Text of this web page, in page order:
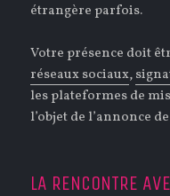
étrangère parfois.
Votre présence doit
réseaux sociaux,
les plateformes de
l’objet de l’annonce
LA RENCONTRE